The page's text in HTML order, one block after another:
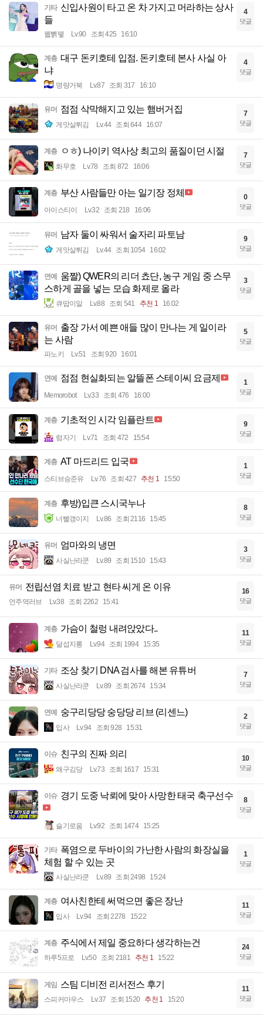
기타 신입사원이 타고 온 차 가지고 머라하는 상사
들
꿻뻵뗗 Lv.90 조회 425 16:10
4
댓글
계층 대구 돈키호테 입점. 돈키호테 본사 사실 아
냐
명량거북 Lv.87 조회 317 16:10
4
댓글
유머 점점 삭막해지고 있는 햄버거집
게맛살튀김 Lv.44 조회 644 16:07
7
댓글
계층 ㅇㅎ) 나이키 역사상 최고의 품질이던 시절
화무호 Lv.78 조회 872 16:06
7
댓글
계층 부산 사람들만 아는 일기장 정체
아이스티이 Lv.32 조회 218 16:06
0
댓글
유머 남자 둘이 싸워서 술자리 파토남
게맛살튀김 Lv.44 조회 1054 16:02
9
댓글
연예 움짤) QWER의 리더 쵸단, 농구 게임 중 스무
스하게 골을 넣는 모습 화제로 올라
큐땁이알 Lv.88 조회 541 추천 1 16:02
3
댓글
유머 출장 가서 예쁜 애들 많이 만나는 게 일이라
는 사람
파노키 Lv.51 조회 920 16:01
5
댓글
연예 점점 현실화되는 알뜰폰 스테이씨 요금제
Memorobot Lv.33 조회 476 16:00
1
댓글
계층 기초적인 시각 임플란트
럼자기 Lv.71 조회 472 15:54
9
댓글
계층 AT 마드리드 입국
스티브승준유 Lv.76 조회 427 추천 1 15:50
1
댓글
계층 후방)입큰 스시국누나
너빨갱이지 Lv.86 조회 2116 15:45
8
댓글
유머 엄마와의 냉면
사실난라쿤 Lv.89 조회 1510 15:43
3
댓글
유머 전립선염 치료 받고 현타 씨게 온 이유
언주역러브 Lv.38 조회 2262 15:41
16
댓글
계층 가슴이 철렁 내려앉았다..
달섭지롱 Lv.94 조회 1994 15:35
11
댓글
기타 조상 찾기 DNA 검사를 해본 유튜버
사실난라쿤 Lv.89 조회 2674 15:34
7
댓글
연예 숭구리당당 숭당당 리브 (리센느)
입사 Lv.94 조회 928 15:31
2
댓글
이슈 친구의 진짜 의리
왜구김당 Lv.73 조회 1617 15:31
10
댓글
이슈 경기 도중 낙뢰에 맞아 사망한 태국 축구선수
슬기로움 Lv.92 조회 1474 15:25
8
댓글
기타 폭염으로 두바이의 가난한 사람의 화장실을
체험 할 수 있는 곳
사실난라쿤 Lv.89 조회 2498 15:24
1
댓글
계층 여사친한테 써먹으면 좋은 장난
입사 Lv.94 조회 2278 15:22
11
댓글
계층 주식에서 제일 중요하다 생각하는건
하루5프로 Lv.50 조회 2181 추천 1 15:22
24
댓글
게임 스팀 디비전 리서전스 후기
스피커마우스 Lv.37 조회 1520 추천 1 15:20
11
댓글